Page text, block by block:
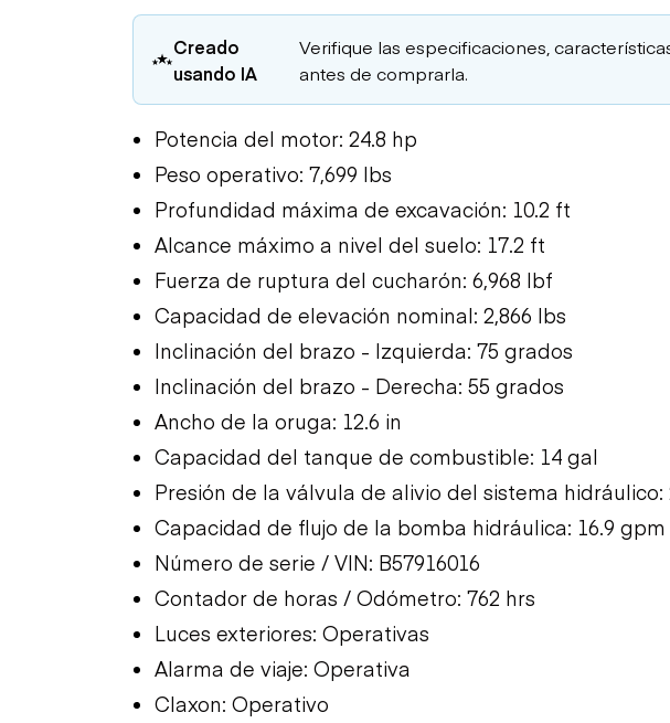
Creado
usando IA
Verifique las especificaciones,
antes de comprarla.
Potencia del motor: 24.8 hp
Peso operativo: 7,699 lbs
Profundidad máxima de excavación: 10.2 ft
Alcance máximo a nivel del suelo: 17.2 ft
Fuerza de ruptura del cucharón: 6,968 lbf
Capacidad de elevación nominal: 2,866 lbs
Inclinación del brazo - Izquierda: 75 grados
Inclinación del brazo - Derecha: 55 grados
Ancho de la oruga: 12.6 in
Capacidad del tanque de combustible: 14 gal
Presión de la válvula de alivio del sistema hidráulico:
Capacidad de flujo de la bomba hidráulica: 16.9 gpm
Número de serie / VIN: B57916016
Contador de horas / Odómetro: 762 hrs
Luces exteriores: Operativas
Alarma de viaje: Operativa
Claxon: Operativo